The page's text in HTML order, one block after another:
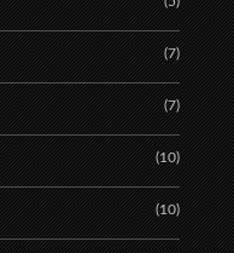
(7)
(7)
(10)
(10)